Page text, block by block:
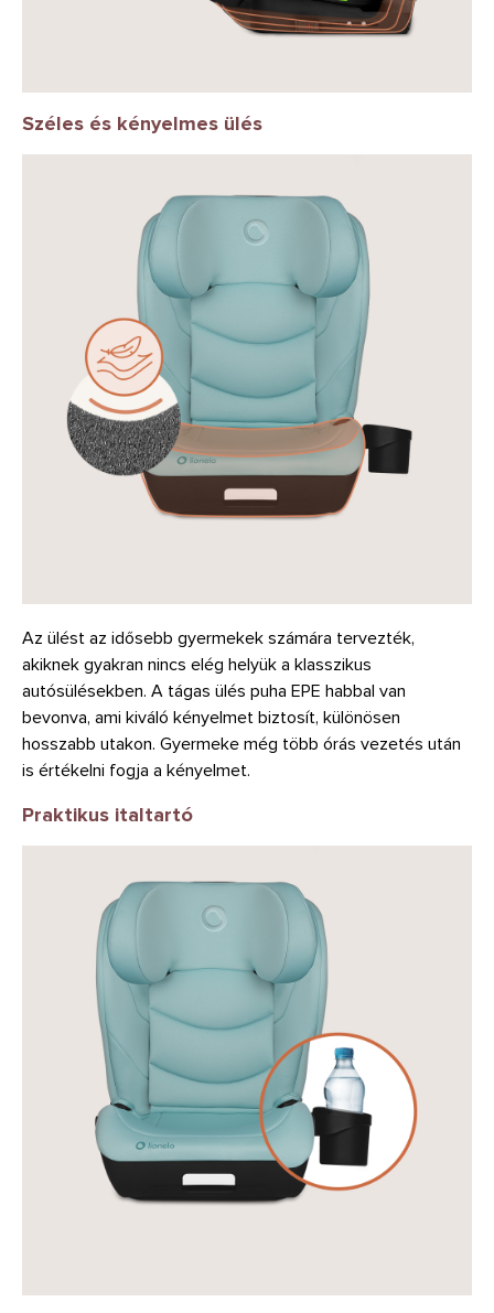
Széles és kényelmes ülés
Az ülést az idősebb gyermekek számára tervezték,
akiknek gyakran nincs elég helyük a klasszikus
autósülésekben. A tágas ülés puha EPE habbal van
bevonva, ami kiváló kényelmet biztosít, különösen
hosszabb utakon. Gyermeke még több órás vezetés után
is értékelni fogja a kényelmet.
Praktikus italtartó